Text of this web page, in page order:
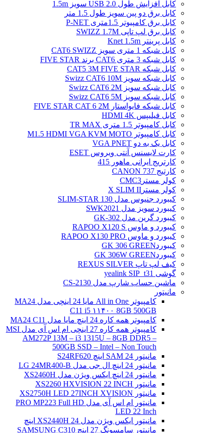
کابل افزایش طول USB 2.0 سویز 1.5m
کابل برق دو پین سویز طول 1.5 متر
کابل برق کامپیوتر 1.5ﻣﺘﺮی P-NET
کابل برق لپ تاپی SWIZZ 1.7M
کابل پرینتر Knet 1.5m
کابل شبکه 1 متری سویز CAT6 SWIZZ
کابل شبکه 3 متری CAT6 برند FIVE STAR
کابل شبکه CAT5 3M FIVE STAR
کابل شبکه سویز Swizz CAT6 10M
کابل شبکه سویز Swizz CAT6 2M
کابل شبکه سویز Swizz CAT6 5M
کابل شبکه فایواستار FIVE STAR CAT 6 2M
کابل فیلیپس HDMI 4K
کابل کامپیوتر 1.5 متری TR MAX
کابل کامپیوتر M1.5 HDMI VGA KVM MOTO
کابل یک به دو VGA PNET
کارت لایسنس آنتی ویروس ESET
کارتریج ایرانی ماهور 415
کارتیج 737 CANON
کولر مسترCMC3
کولر مسترX SLIM II
کیبورد جنیوس مدل SLIM-STAR 130
کیبورد سویز مدل SWK2021
کیبورد گرین مدل GK-302
کیبورد و ماوس RAPOO X120 S
کیبورد و ماوس RAPOO X130 PRO
کیبوردGK 306 GREEN
کیبوردGK 306W GREEN
کیف لپ تاپ REXUS SILVER
گوشی yealink SIP_t31
ماشین حساب شارپ مدل CS-2130
مانیتور
کامپیوتر All in One مایا 24 اینچی مدل MA24
C11 i5 ۱۱۴۰۰ 8GB 500GB
کامپیوتر همه کاره 24 اینچ مایا مدل MA24 C11
کامپیوتر همه کاره 27 اینچی ام اس آی مدل MSI
AM272P 13M – i3 1315U – 8GB DDR5 –
500GB SSD – Intel – Non Touch
مانیتور 24 SAM اینچ S24RF620
مانیتور 24 اینچ ال جی مدل LG 24MR400-B
مانیتور 24 اینچ ایکس ویژن مدل XS2460H
مانیتور XS2260 HXVISION 22 INCH
مانیتور XS2750H LED 27INCH XVISION
مانیتور ام اس آی مدل PRO MP223 Full HD
LED 22 Inch
مانیتور ایکس ویژن مدل XS2440H 24 اینچ
مانیتور سامسونگ 27 اینچ SAMSUNG C310